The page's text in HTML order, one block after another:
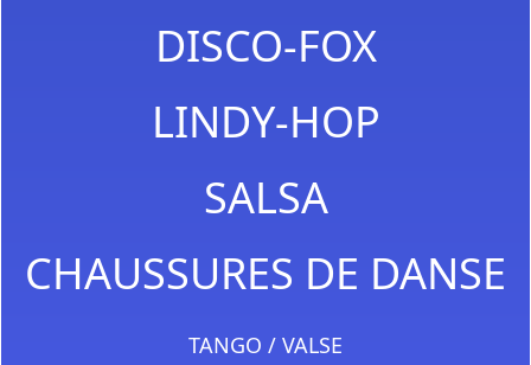
DISCO-FOX
LINDY-HOP
SALSA
CHAUSSURES DE DANSE
TANGO / VALSE